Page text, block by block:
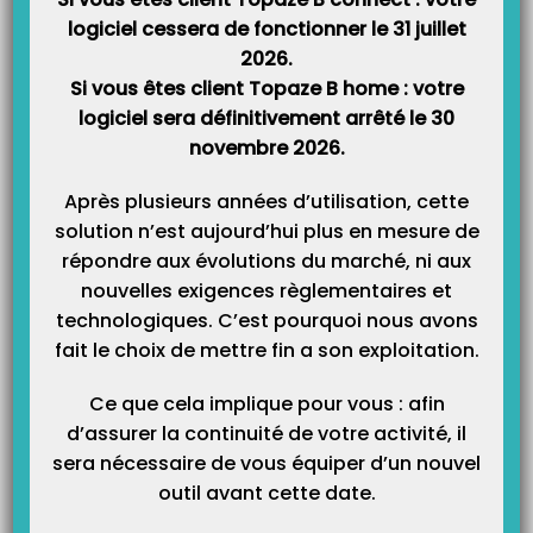
Catégorieslogiciel cessera de fonctionner le 31 juillet
2026.
Si vous êtes client Topaze B home : votre
logiciel sera définitivement arrêté le 30
novembre 2026.
Après plusieurs années d’utilisation, cette
solution n’est aujourd’hui plus en mesure de
répondre aux évolutions du marché, ni aux
nouvelles exigences règlementaires et
technologiques. C’est pourquoi nous avons
fait le choix de mettre fin a son exploitation.
Ce que cela implique pour vous : afin
d’assurer la continuité de votre activité, il
sera nécessaire de vous équiper d’un nouvel
outil avant cette date.